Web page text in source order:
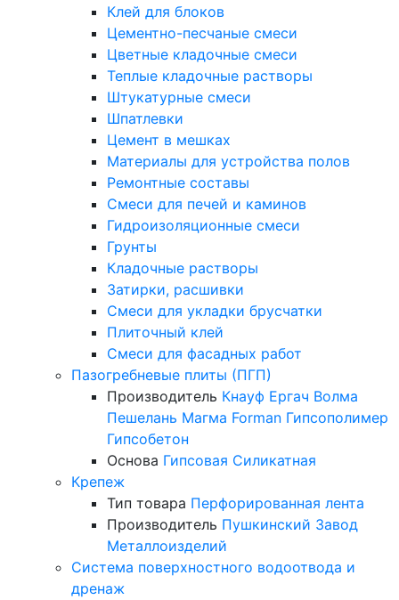
Клей для блоков
Цементно-песчаные смеси
Цветные кладочные смеси
Теплые кладочные растворы
Штукатурные смеси
Шпатлевки
Цемент в мешках
Материалы для устройства полов
Ремонтные составы
Смеси для печей и каминов
Гидроизоляционные смеси
Грунты
Кладочные растворы
Затирки, расшивки
Смеси для укладки брусчатки
Плиточный клей
Смеси для фасадных работ
Пазогребневые плиты (ПГП)
Производитель Кнауф Ергач Волма
Пешелань Магма Forman Гипсополимер
Гипсобетон
Основа Гипсовая Силикатная
Крепеж
Тип товара Перфорированная лента
Производитель Пушкинский Завод
Металлоизделий
Система поверхностного водоотвода и
дренаж